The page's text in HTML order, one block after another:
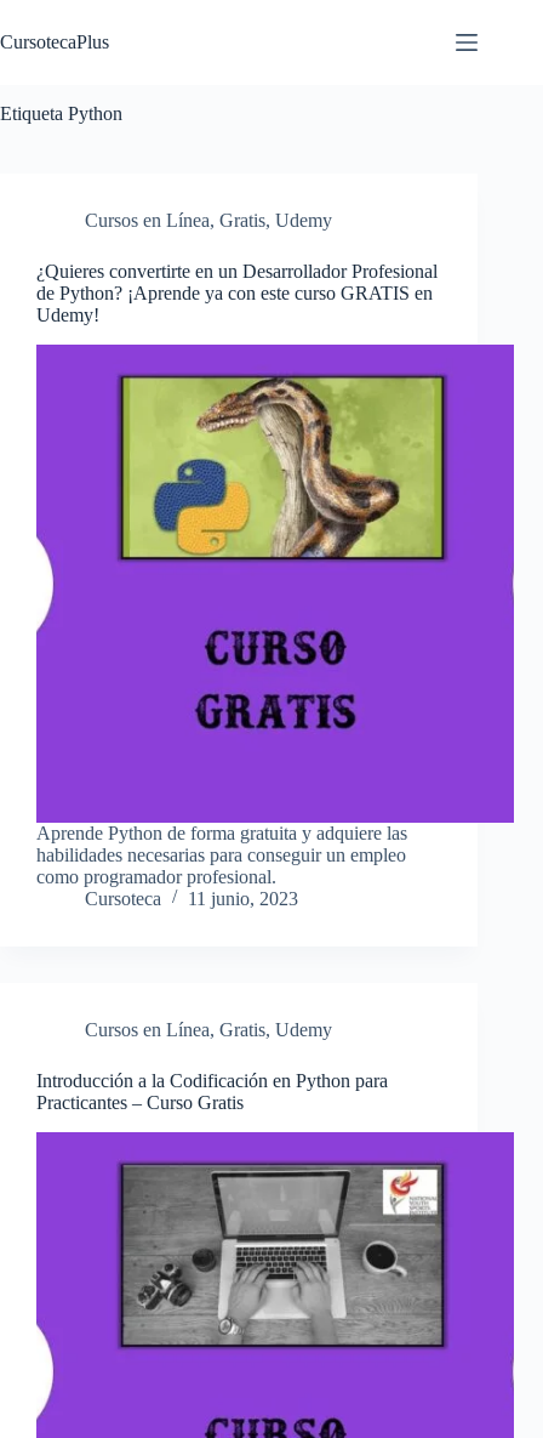
al
contenido
CursotecaPlus
Etiqueta Python
Cursos en Línea, Gratis, Udemy
¿Quieres convertirte en un Desarrollador Profesional
de Python? ¡Aprende ya con este curso GRATIS en
Udemy!
Aprende Python de forma gratuita y adquiere las
habilidades necesarias para conseguir un empleo
como programador profesional.
Cursoteca
11 junio, 2023
Cursos en Línea, Gratis, Udemy
Introducción a la Codificación en Python para
Practicantes – Curso Gratis